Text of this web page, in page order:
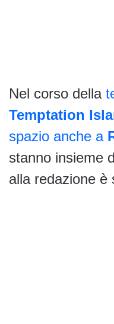
Nel corso della
Temptation
spazio anche a
stanno insieme
alla redazione è